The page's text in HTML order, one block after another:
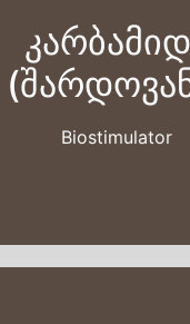
Biostimulator